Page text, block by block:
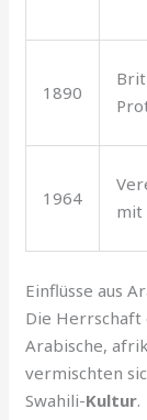
1890
1964
mit
Einflüsse aus
Die Herrschaft
Arabische,
vermischten
Swahili-Kultur.